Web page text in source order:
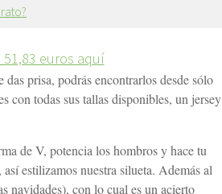
51,83 euros aquí
prisa, podrás encontrarlos desde sólo
con todas sus tallas disponibles, un jersey
de V, potencia los hombros y hace tu
estilizamos nuestra silueta. Además al
navidades), con lo cual es un acierto